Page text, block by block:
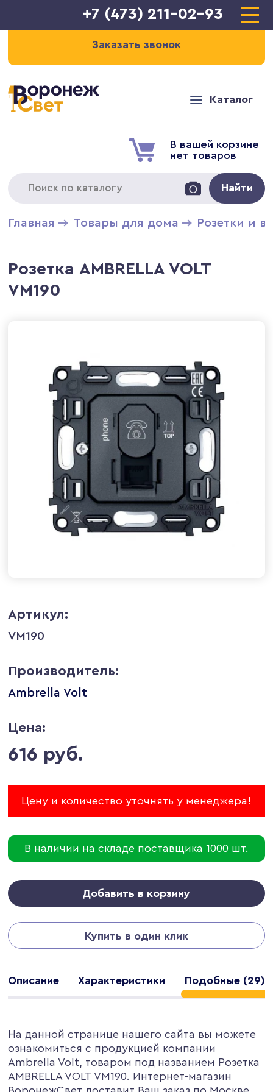
+7 (473) 211-02-93
Заказать звонок
Каталог
В вашей корзине
нет товаров
Найти
Главная Товары для дома Розетки и
Розетка AMBRELLA VOLT
VM190
Артикул:
VM190
Производитель:
Ambrella Volt
Цена:
616 руб.
Цену и количество уточнять у менеджера!
В наличии на складе поставщика 1000 шт.
Добавить в корзину
Купить в один клик
Описание Характеристики Подобные (29)
На данной странице нашего сайта вы можете
ознакомиться с продукцией компании
Ambrella Volt, товаром под названием Розетка
AMBRELLA VOLT VM190. Интернет-магазин